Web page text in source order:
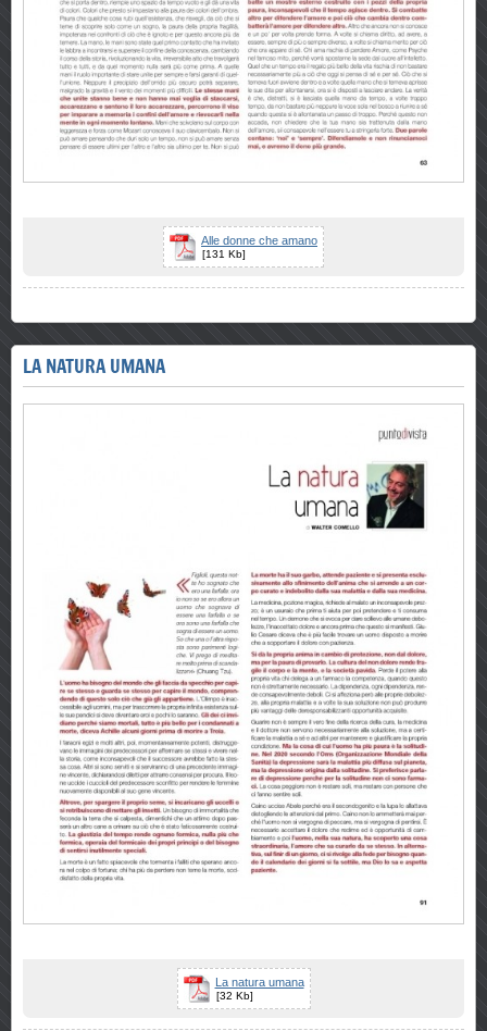
Alle donne che amano
[131 Kb]
LA NATURA UMANA
La natura umana
[32 Kb]